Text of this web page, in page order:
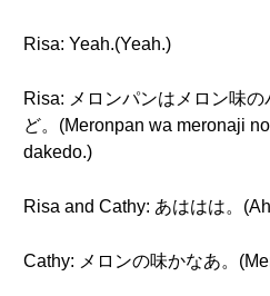
Risa: Yeah.(Yeah.)
Risa: メロンパンはメロン味
ど。(Meronpan wa meronaji
dakedo.)
Risa and Cathy: あははは。
Cathy: メロンの味かなあ。